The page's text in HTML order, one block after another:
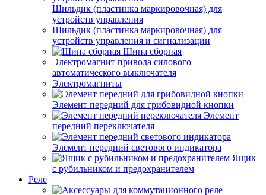
Шильдик (пластинка маркировочная) для
устройств управления
Шильдик (пластинка маркировочная) для
устройств управления и сигнализации
Шина сборная
Электромагнит привода силового
автоматического выключателя
Электромагниты
Элемент передний для грибовидной кнопки
Элемент
передний переключателя
Элемент передний светового индикатора
Ящик
с рубильником и предохранителем
Реле